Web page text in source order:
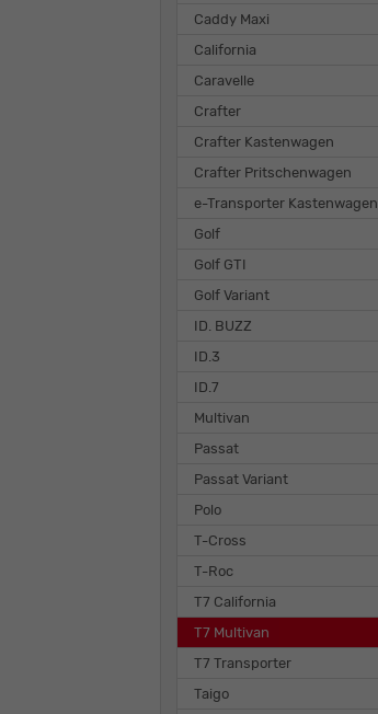
Caddy Maxi
California
Caravelle
Crafter
Crafter Kastenwagen
Crafter Pritschenwagen
e-Transporter Kastenwagen
Golf
Golf GTI
Golf Variant
ID. BUZZ
ID.3
ID.7
Multivan
Passat
Passat Variant
Polo
T-Cross
T-Roc
T7 California
T7 Multivan
T7 Transporter
Taigo